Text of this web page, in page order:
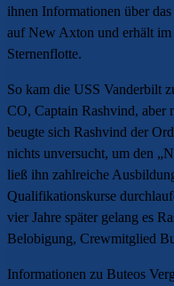
ihnen Informationen über
auf New Axton und erhält im
Sternenflotte.
So kam die USS Vanderbilt
CO, Captain Rashvind, aber
beugte sich Rashvind der
nichts unversucht, um den
ließ ihn zahlreiche
Qualifikationskurse
vier Jahre später gelang es
Belobigung, Crewmitglied
Informationen zu Buteos